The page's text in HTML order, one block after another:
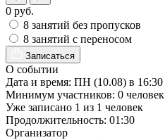
0 руб.
8 занятий без пропусков
8 занятий с переносом
Записаться
О событии
Дата и время: ПН (10.08) в 16:30
Минимум участников: 0 человек
Уже записано 1 из 1 человек
Продолжительность: 01:30
Организатор